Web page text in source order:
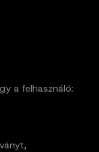
a felhasználó: